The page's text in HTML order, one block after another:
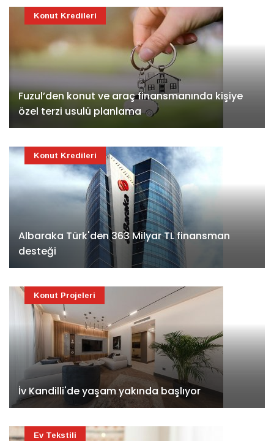
Fuzul’den konut ve araç finansmanında kişiye
özel terzi usulü planlama
Konut Kredileri
Albaraka Türk'den 363 Milyar TL finansman
desteği
Konut Kredileri
İv Kandilli'de yaşam yakında başlıyor
Konut Projeleri
Ev Tekstili